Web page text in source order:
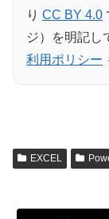
り CC BY 4.0
ジ）を明記し
利用ポリシー
EXCEL